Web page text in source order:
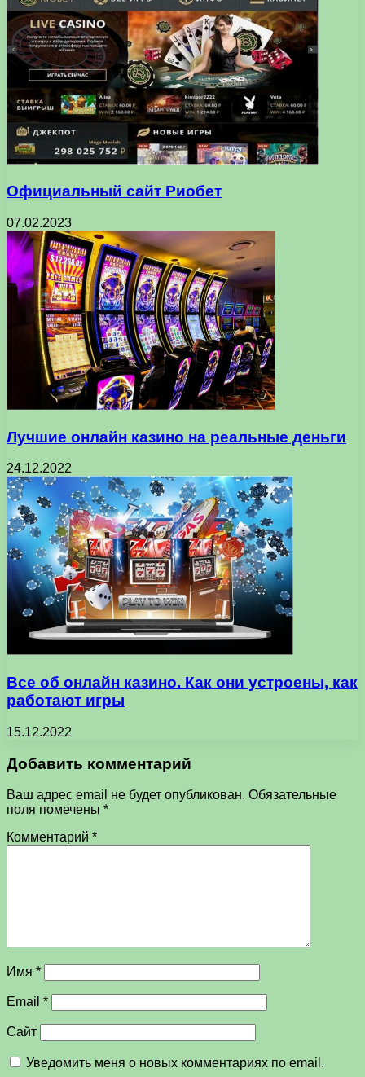
Официальный сайт Риобет
07.02.2023
Лучшие онлайн казино на реальные деньги
24.12.2022
Все об онлайн казино. Как они устроены, как
работают игры
15.12.2022
Добавить комментарий
Ваш адрес email не будет опубликован. Обязательные
поля помечены *
Комментарий *
Имя *
Email *
Сайт
Уведомить меня о новых комментариях по email.